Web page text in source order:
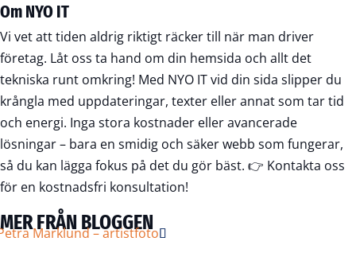
Om NYO IT
Vi vet att tiden aldrig riktigt räcker till när man driver
företag. Låt oss ta hand om din hemsida och allt det
tekniska runt omkring! Med NYO IT vid din sida slipper du
krångla med uppdateringar, texter eller annat som tar tid
och energi. Inga stora kostnader eller avancerade
lösningar – bara en smidig och säker webb som fungerar,
så du kan lägga fokus på det du gör bäst. 👉 Kontakta oss
för en kostnadsfri konsultation!
MER FRÅN BLOGGEN